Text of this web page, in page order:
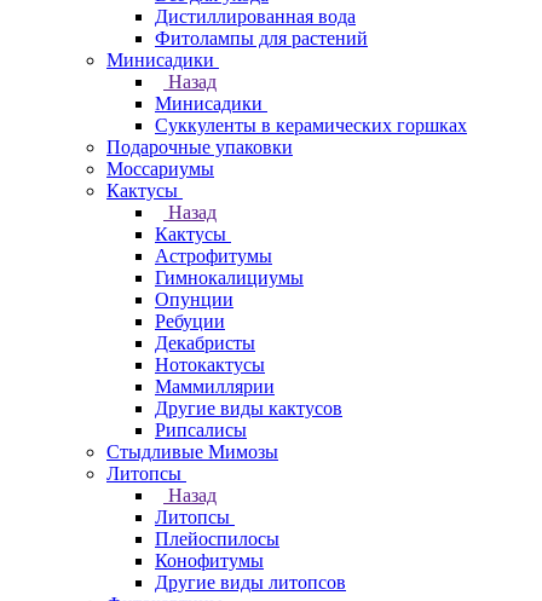
Дистиллированная вода
Фитолампы для растений
Минисадики
Назад
Минисадики
Суккуленты в керамических горшках
Подарочные упаковки
Моссариумы
Кактусы
Назад
Кактусы
Астрофитумы
Гимнокалициумы
Опунции
Ребуции
Декабристы
Нотокактусы
Маммиллярии
Другие виды кактусов
Рипсалисы
Стыдливые Мимозы
Литопсы
Назад
Литопсы
Плейоспилосы
Конофитумы
Другие виды литопсов